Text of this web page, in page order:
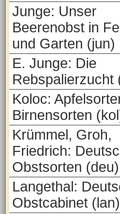
Junge: Unser
Beerenobst in
und Garten (jun)
E. Junge: Die
Rebspalierzucht
Koloc:
Birnensorten
Krümmel, Groh,
Friedrich:
Obstsorten (deu)
Langethal:
Obstcabinet (lan)